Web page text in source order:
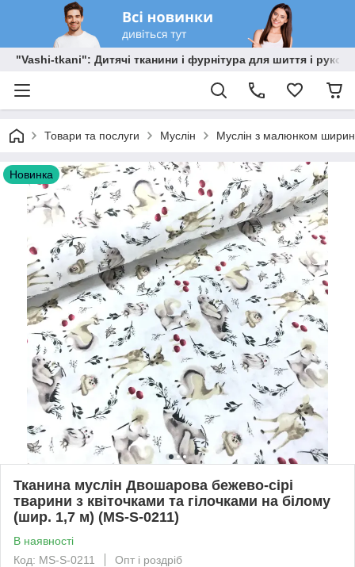
"Vashi-tkani": Дитячі тканини і фурнітура для шиття і
Товари та послуги Муслін Муслін з малюнком
Новинка
Тканина муслін Двошарова бежево-сірі
тварини з квіточками та гілочками на білому
(шир. 1,7 м) (MS-S-0211)
В наявності
Код: MS-S-0211
Опт і роздріб